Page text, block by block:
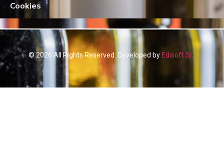
Cookies
© 2026 All Rights Reserved. Developed by Edisoft Srl